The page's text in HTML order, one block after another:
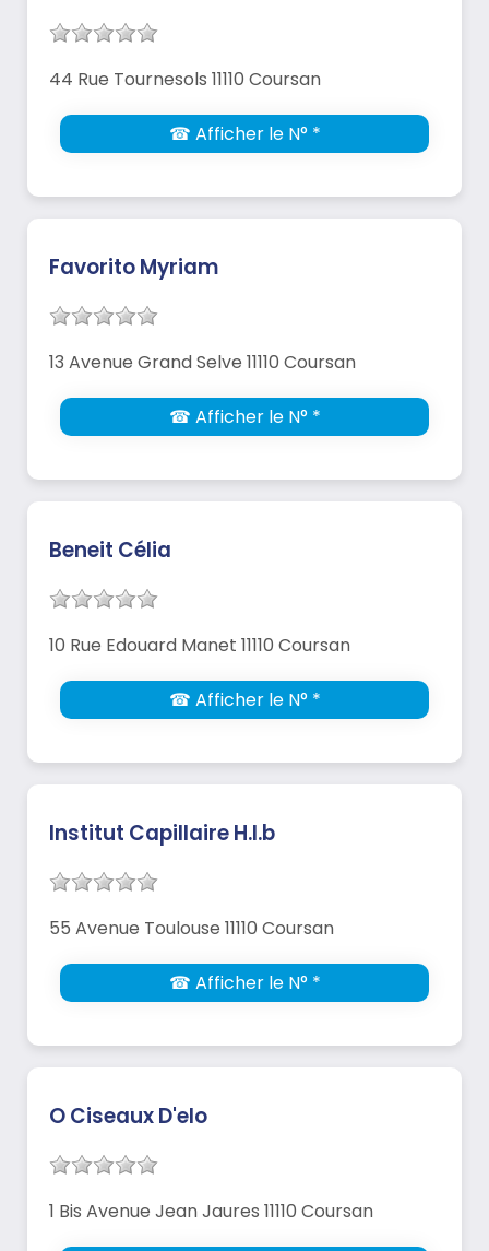
44 Rue Tournesols 11110 Coursan
☎ Afficher le N° *
Favorito Myriam
13 Avenue Grand Selve 11110 Coursan
☎ Afficher le N° *
Beneit Célia
10 Rue Edouard Manet 11110 Coursan
☎ Afficher le N° *
Institut Capillaire H.l.b
55 Avenue Toulouse 11110 Coursan
☎ Afficher le N° *
O Ciseaux D'elo
1 Bis Avenue Jean Jaures 11110 Coursan